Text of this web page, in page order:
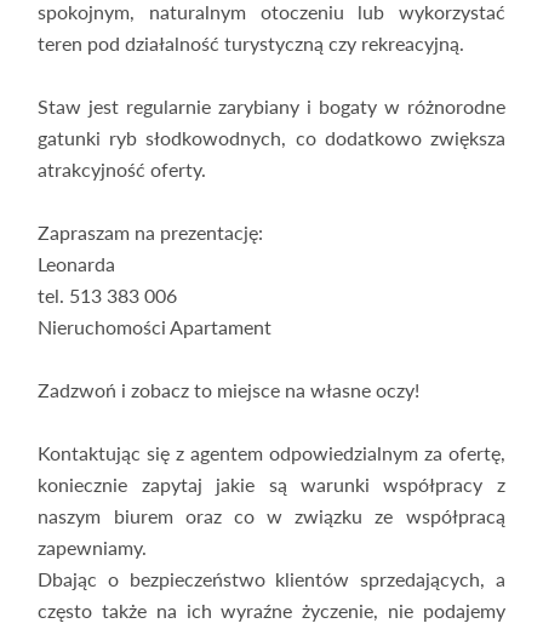
spokojnym, naturalnym otoczeniu lub wykorzystać
teren pod działalność turystyczną czy rekreacyjną.
Staw jest regularnie zarybiany i bogaty w różnorodne
gatunki ryb słodkowodnych, co dodatkowo zwiększa
atrakcyjność oferty.
Zapraszam na prezentację:
Leonarda
tel. 513 383 006
Nieruchomości Apartament
Zadzwoń i zobacz to miejsce na własne oczy!
Kontaktując się z agentem odpowiedzialnym za ofertę,
koniecznie zapytaj jakie są warunki współpracy z
naszym biurem oraz co w związku ze współpracą
zapewniamy.
Dbając o bezpieczeństwo klientów sprzedających, a
często także na ich wyraźne życzenie, nie podajemy